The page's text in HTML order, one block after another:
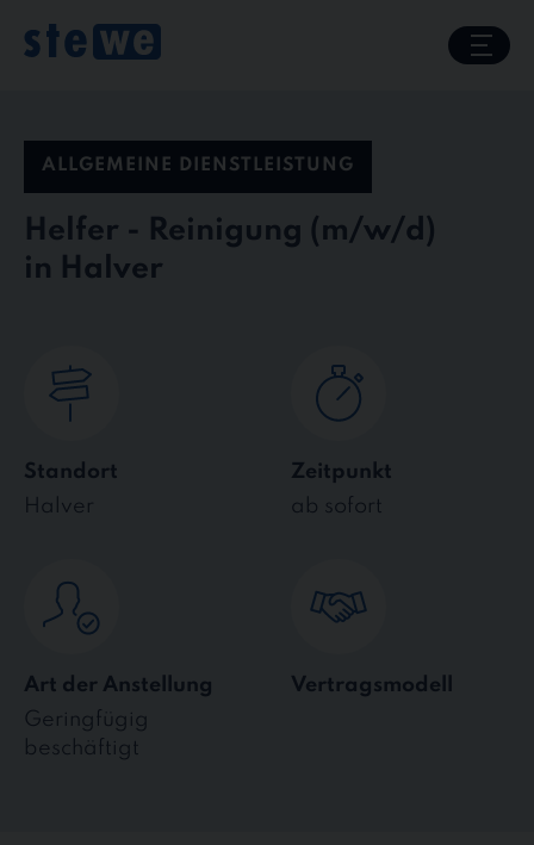
content
ALLGEMEINE DIENSTLEISTUNG
Helfer - Reinigung
in Halver
Standort
Halver
Zeitpunkt
ab sofort
Art der Anstellung
Geringfügig
beschäftigt
Vertragsmodell